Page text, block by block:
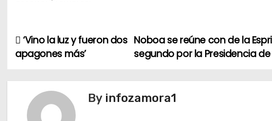
N
a
v
Noboa se reúne con de la
segundo por la Presidencia
‘Vino la luz y fueron dos
apagones más’
By infozamora1